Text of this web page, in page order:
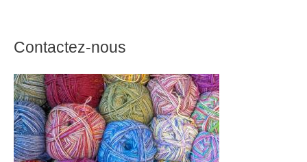
Contactez-nous